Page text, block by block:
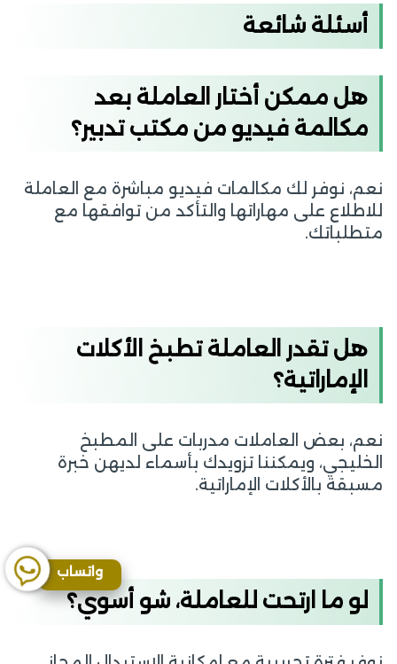
أسئلة شائعة
هل ممكن أختار العاملة بعد
مكالمة فيديو من مكتب تدبير؟
نعم، نوفر لك مكالمات فيديو مباشرة مع العاملة
للاطلاع على مهاراتها والتأكد من توافقها مع
متطلباتك.
هل تقدر العاملة تطبخ الأكلات
الإماراتية؟
نعم، بعض العاملات مدربات على المطبخ
الخليجي، ويمكننا تزويدك بأسماء لديهن خبرة
مسبقة بالأكلات الإماراتية.
لو ما ارتحت للعاملة، شو أسوي؟
واتساب